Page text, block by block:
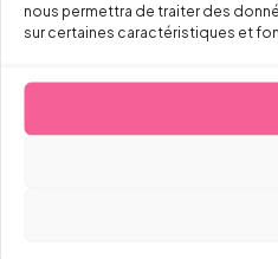
nous permettra de traiter des
sur certaines caractéristiques et